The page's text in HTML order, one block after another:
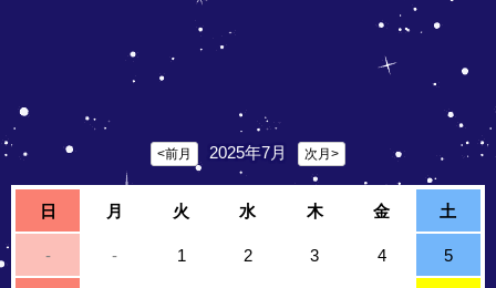
<前月 2025年7月 次月>
日 月 火 水 木 金 土
- - 1 2 3 4 5